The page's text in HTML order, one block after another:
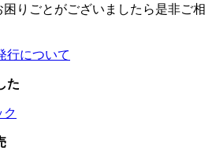
りごとがございましたら是非ご相
行について
た
ク